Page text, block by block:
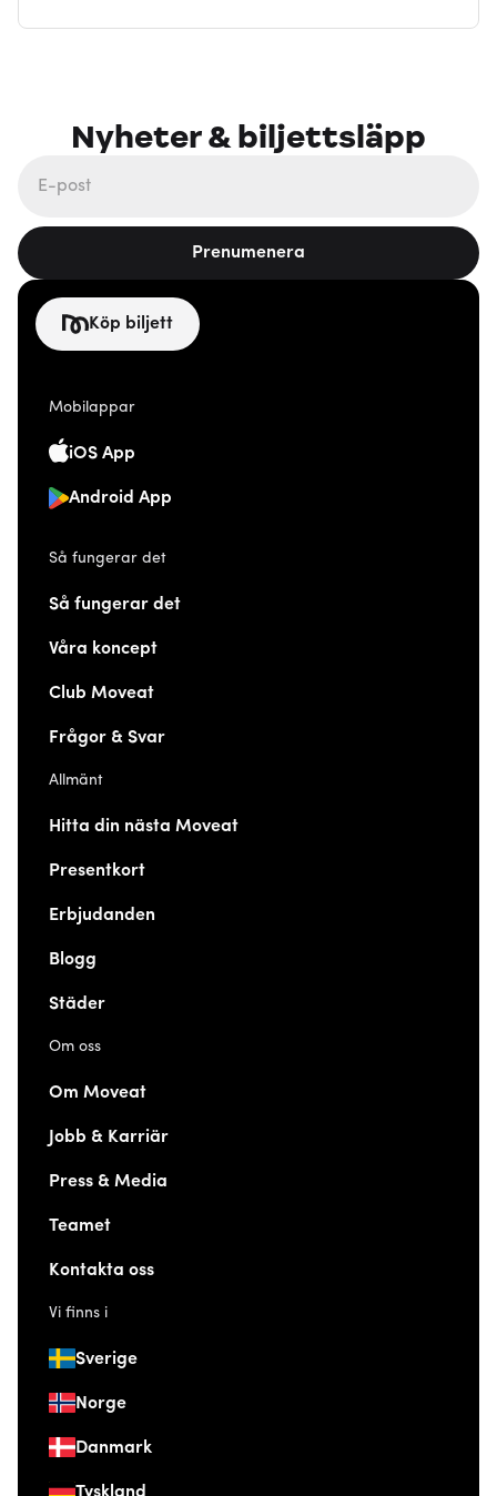
Nyheter & biljettsläpp
Prenumenera
Köp biljett
Mobilappar
iOS App
Android App
Så fungerar det
Så fungerar det
Våra koncept
Club Moveat
Frågor & Svar
Allmänt
Hitta din nästa Moveat
Presentkort
Erbjudanden
Blogg
Städer
Om oss
Om Moveat
Jobb & Karriär
Press & Media
Teamet
Kontakta oss
Vi finns i
Sverige
Norge
Danmark